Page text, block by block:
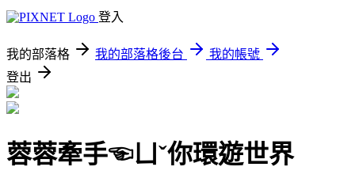
登入
我的部落格 我的部落格後台
我的帳號
登出
蓉蓉牽手☜ㄩˇ你環遊世界